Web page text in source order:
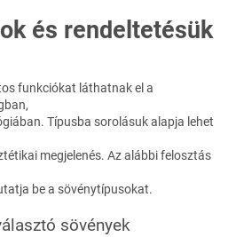
és rendeltetésük
funkciókat láthatnak el a
Típusba sorolásuk alapja lehet
megjelenés. Az alábbi felosztás
be a sövénytípusokat.
sövények